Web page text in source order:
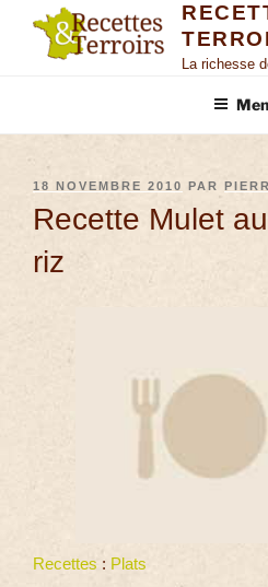
La richesse
18 NOVEMBRE 2010 PAR
Recette Mulet
riz
Recettes : Plats